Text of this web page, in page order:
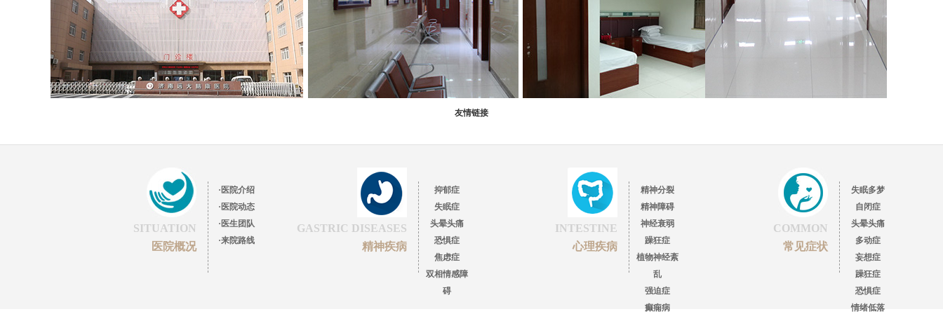
友情链接
·医院介绍
·医院动态
·医生团队
·来院路线
SITUATION
医院概况
抑郁症
失眠症
头晕头痛
恐惧症
焦虑症
双相情感障
碍
GASTRIC DISEASES
精神疾病
精神分裂
精神障碍
神经衰弱
躁狂症
植物神经紊
乱
强迫症
癫痫病
INTESTINE
心理疾病
失眠多梦
自闭症
头晕头痛
多动症
妄想症
躁狂症
恐惧症
情绪低落
COMMON
常见症状